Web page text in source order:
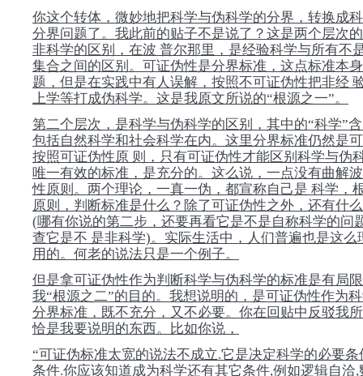
你这个转体，微妙地把科学与伪科学的分界，转换成
分界问题了。我此前的贴子不是说了？这是两个层次
非科学的区别，在波 普尔那里，是经验科学与所有不
集合之间的区别。可证伪性是分界标准，这点标准本
题，但是在实践中有人误解，按照不可证伪性把非经
上学等打成伪科学。这是我原文所说的“根源之一”。
第二个层次，是科学与伪科学的区别，其中的“科学”
包括自然科学和社会科学在内。这里分界标准仍然是
按照可证伪性原 则，只有可证伪性才能区别科学与伪
唯一有效的标准，是充分的。这么说，一点没有曲解
性原则。两个理论，一真一伪，都宣称自己是 科学，
原则，判断标准是什么？除了可证伪性之外，还有什
(哪有你说的第二步，还要再看它是不是自称科学的问
查它是不 是非科学)。实际生活中，人们普遍也是这么
用的。何老的说法只是一个例子。
但是拿可证伪性作为判断科学与伪科学的标准是有局
我“根源之二”的目的。我想说明的，是可证伪性作为
分界标准，既不充分，又不必要。你在回贴中反驳我
恰是我要说明的东西。比如你说，
“可证伪标准太宽的说法不成立.它是决定科学的必要
条件.你应该知道成为科学还有其它条件,例如逻辑自洽